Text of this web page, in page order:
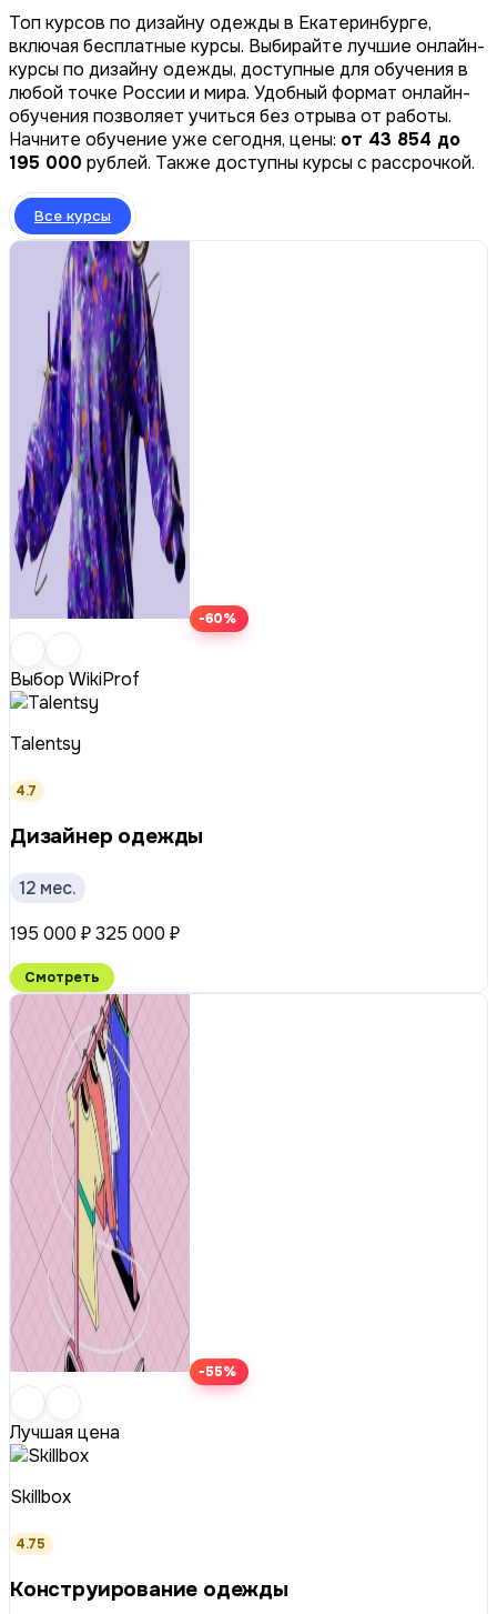
Топ курсов по дизайну одежды в Екатеринбурге,
включая бесплатные курсы. Выбирайте лучшие онлайн-
курсы по дизайну одежды, доступные для обучения в
любой точке России и мира. Удобный формат онлайн-
обучения позволяет учиться без отрыва от работы.
Начните обучение уже сегодня, цены: от 43 854 до
195 000 рублей. Также доступны курсы с рассрочкой.
Все курсы
-60%
Выбор WikiProf
Talentsy
4.7
Дизайнер одежды
12 мес.
195 000 ₽325 000 ₽
Смотреть
-55%
Лучшая цена
Skillbox
4.75
Конструирование одежды